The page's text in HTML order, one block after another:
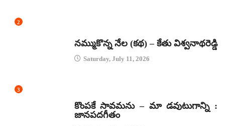
2
నమ్ముకొన్న నేల (కథ) – కేతు విశ్వనాథరెడ్డి
Saturday, July 11, 2026
3
కొంపకే సావమను – మా డవుటుగాన్ని :
జానపదగీతం